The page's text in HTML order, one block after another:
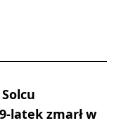
latek zmarł w